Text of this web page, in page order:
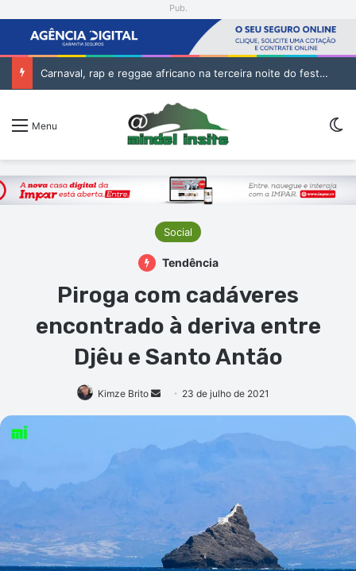
Pub.
Batuque conquista Campeonato Nacional Sub-19 com golo de Erickson no prolongamento
Menu
Social
Tendência
Piroga com cadáveres
encontrado à deriva entre
Djêu e Santo Antão
Kimze Brito
Mande
mail
23 de julho de 2021